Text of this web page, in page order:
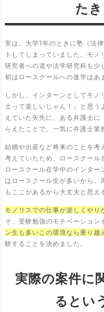
た
実は、大学1年のときに塾（法
トしてしまっていました。モノ
研究者への道や法学研究科も少
初はロースクールへの進学はあ
しかし、インターンとしてモ
士って楽しいじゃん！」と思う
えていた矢先に、ある弁護士に
らえたことで、一気に弁護士業
結婚や出産など将来のことを考
考えていたため、ロースクール
ロースクール在学中のインタ
はロースクール生が多いから、
もここがあるから大丈夫と思え
モノリスでの仕事が楽しくやり
そ、受験勉強のモチベーション
ン生も多いこの環境なら乗り越
験することを決めました。
実際の案件に
るとい